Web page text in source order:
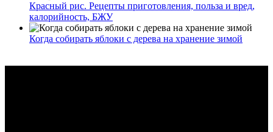
Красный рис. Рецепты приготовления, польза и вред,
калорийность, БЖУ
Когда собирать яблоки с дерева на хранение зимой